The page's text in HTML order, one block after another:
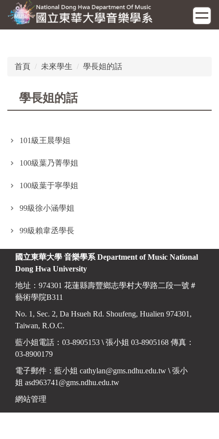
到
主
首頁 未來學生 學長姐的話
學長姐的話
101級王晨學姐
100級葉乃菁學姐
100級葉于寧學姐
99級徐小涵學姐
99級賴韋丞學長
國立東華大學 音樂學系 Department of Music National
Dong Hwa University
地址：974301 花蓮縣壽豐鄉志學村大學路二段一號＃
藝術學院B311
No. 1, Sec. 2, Da Hsueh Rd. Shoufeng, Hualien 974301,
Taiwan, R.O.C.
藍小姐電話：03-8905153 \ 張小姐 03-8905168 傳真：
03-8900179
電子郵件：藍小姐 cathylan@gms.ndhu.edu.tw \ 張小
姐 asd963741@gms.ndhu.edu.tw
網站管理